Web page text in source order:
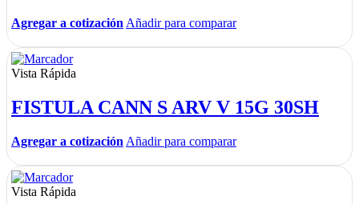
Agregar a cotización Añadir para comparar
Vista Rápida
FISTULA CANN S ARV V 15G 30SH
Agregar a cotización Añadir para comparar
Vista Rápida